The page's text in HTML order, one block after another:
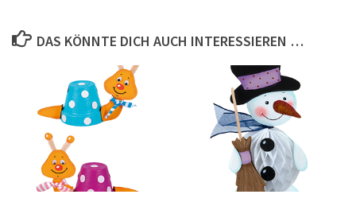
DAS KÖNNTE DICH AUCH INTERESSIEREN …